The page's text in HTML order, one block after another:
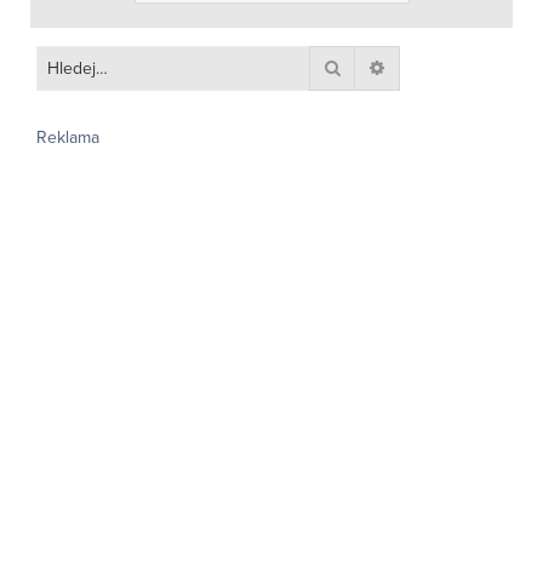
Hledat
Reklama